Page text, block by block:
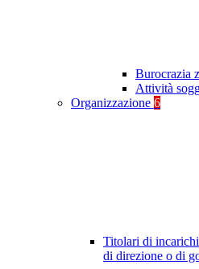
Burocrazia
Attività
Organizzazione 6
Titolari di
di direzione o di